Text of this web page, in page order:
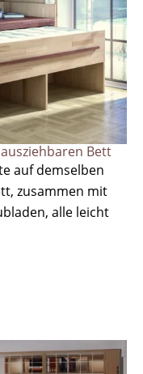
Bett
auf demselben
zusammen mit
alle leicht